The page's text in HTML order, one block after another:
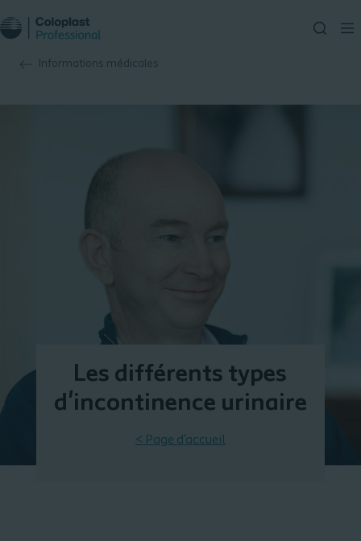
Informations médicales
Les différents types
d'incontinence urinaire
< Page d'accueil